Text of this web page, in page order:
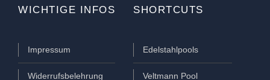
WICHTIGE INFOS
Impressum
Widerrufsbelehrung
SHORTCUTS
Edelstahlpools
Veltmann Pool